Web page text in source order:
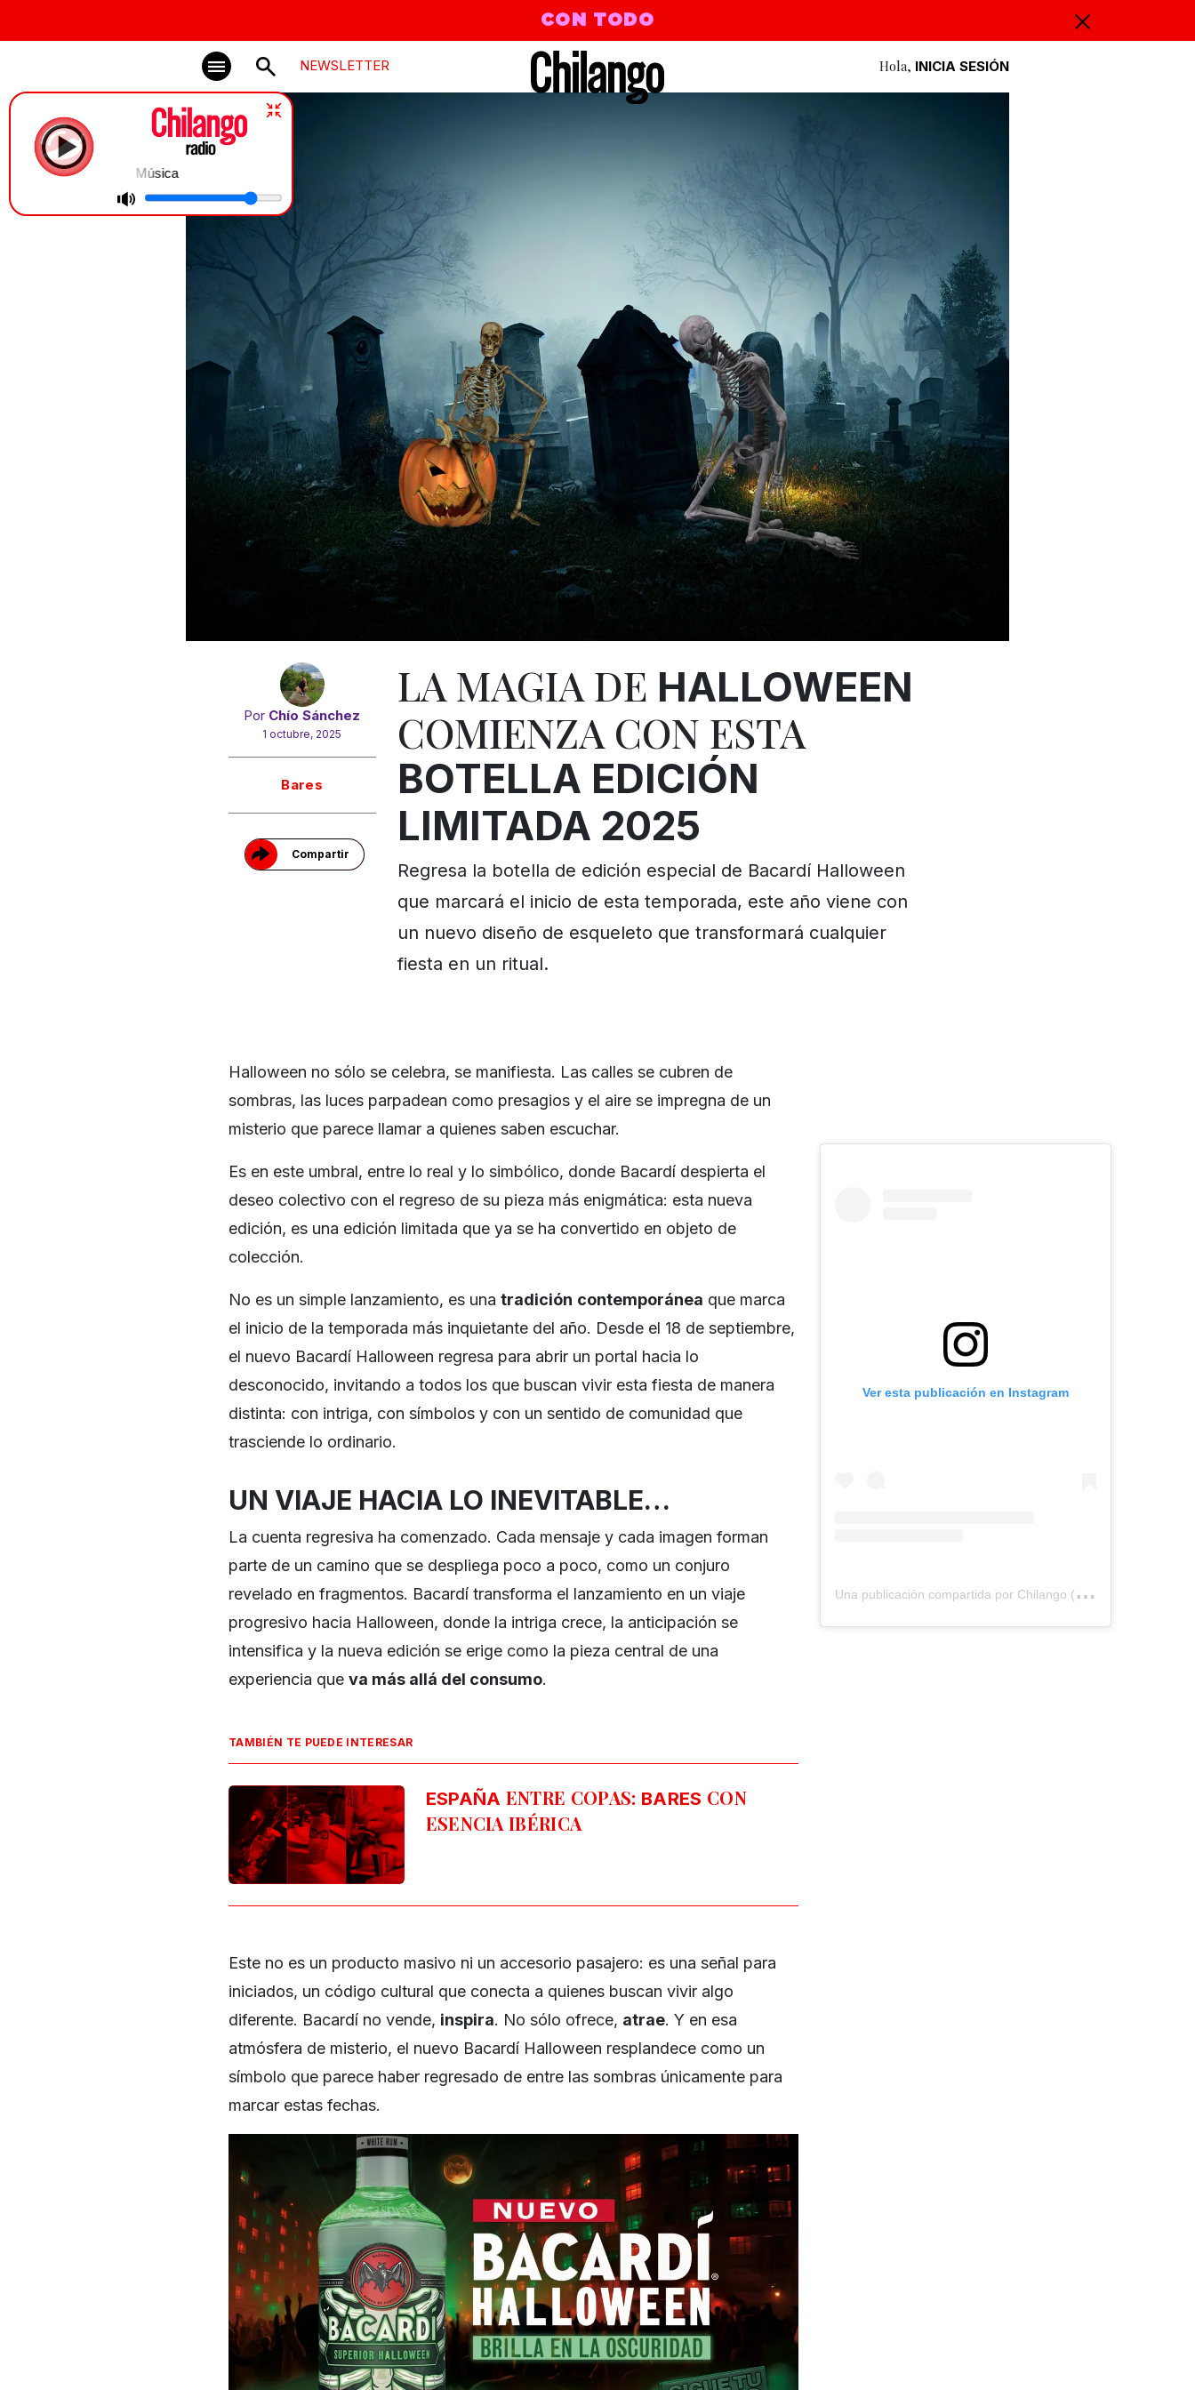
CON TODO
NEWSLETTER Hola, INICIA SESIÓN
Música
Por Chío Sánchez
1 octubre, 2025
Bares
Compartir
LA MAGIA DE HALLOWEEN
COMIENZA CON ESTA
BOTELLA EDICIÓN
LIMITADA 2025
Regresa la botella de edición especial de Bacardí Halloween
que marcará el inicio de esta temporada, este año viene con
un nuevo diseño de esqueleto que transformará cualquier
fiesta en un ritual.
Halloween no sólo se celebra, se manifiesta. Las calles se cubren de
sombras, las luces parpadean como presagios y el aire se impregna de un
misterio que parece llamar a quienes saben escuchar.
Es en este umbral, entre lo real y lo simbólico, donde Bacardí despierta el
deseo colectivo con el regreso de su pieza más enigmática: esta nueva
edición, es una edición limitada que ya se ha convertido en objeto de
colección.
No es un simple lanzamiento, es una tradición contemporánea que marca
el inicio de la temporada más inquietante del año. Desde el 18 de septiembre,
el nuevo Bacardí Halloween regresa para abrir un portal hacia lo
desconocido, invitando a todos los que buscan vivir esta fiesta de manera
distinta: con intriga, con símbolos y con un sentido de comunidad que
trasciende lo ordinario.
UN VIAJE HACIA LO INEVITABLE…
La cuenta regresiva ha comenzado. Cada mensaje y cada imagen forman
parte de un camino que se despliega poco a poco, como un conjuro
revelado en fragmentos. Bacardí transforma el lanzamiento en un viaje
progresivo hacia Halloween, donde la intriga crece, la anticipación se
intensifica y la nueva edición se erige como la pieza central de una
experiencia que va más allá del consumo.
TAMBIÉN TE PUEDE INTERESAR
ESPAÑA ENTRE COPAS: BARES CON
ESENCIA IBÉRICA
Este no es un producto masivo ni un accesorio pasajero: es una señal para
iniciados, un código cultural que conecta a quienes buscan vivir algo
diferente. Bacardí no vende, inspira. No sólo ofrece, atrae. Y en esa
atmósfera de misterio, el nuevo Bacardí Halloween resplandece como un
símbolo que parece haber regresado de entre las sombras únicamente para
marcar estas fechas.
Ver esta publicación en Instagram
U
na publicación compartida por Chilango (@chilangocom)